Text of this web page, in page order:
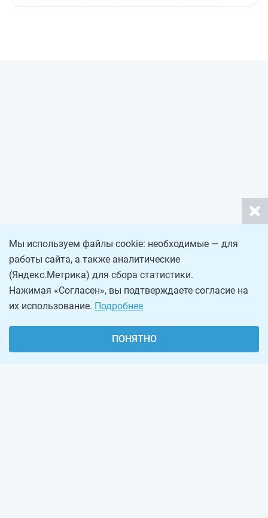
Мы используем файлы cookie: необходимые — для
работы сайта, а также аналитические
(Яндекс.Метрика) для сбора статистики.
Нажимая «Согласен», вы подтверждаете согласие на
их использование. Подробнее
ПОНЯТНО